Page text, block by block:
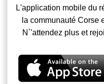
L'application mobile du
la communauté Corse
N`'attendez plus et